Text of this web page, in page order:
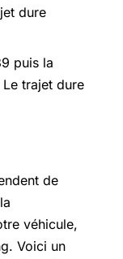
dure
puis la
trajet dure
de
véhicule,
Voici un